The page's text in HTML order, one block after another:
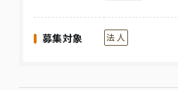
募集対象 法 人